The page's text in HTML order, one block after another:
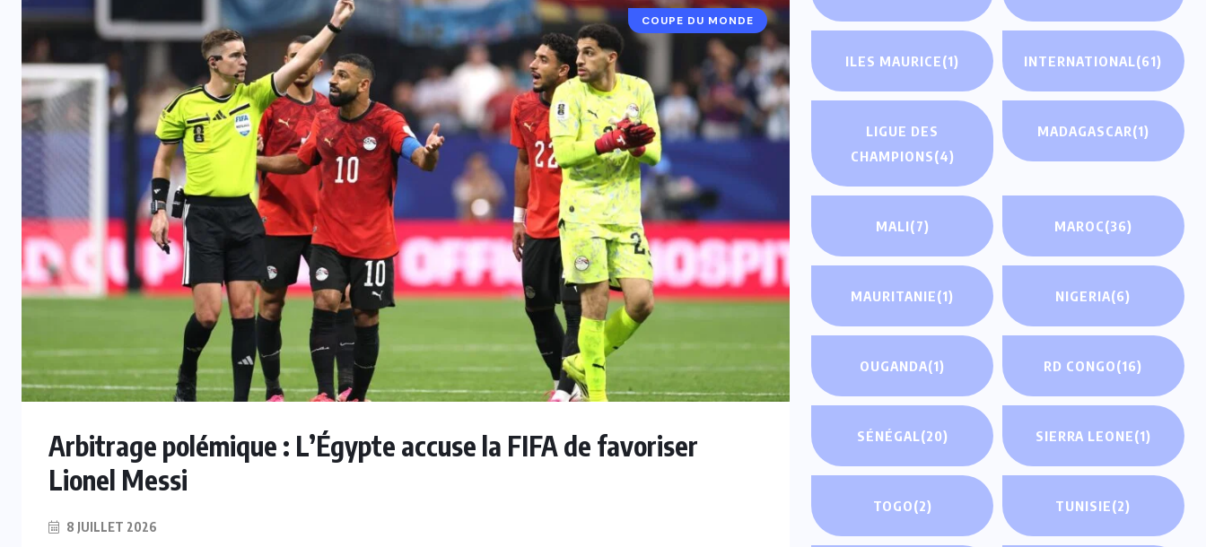
COUPE DU MONDE
Arbitrage polémique : L’Égypte accuse la FIFA de favoriser
Lionel Messi
8 JUILLET 2026
ILES MAURICE(1) INTERNATIONAL(61)
LIGUE DES
CHAMPIONS(4)
MADAGASCAR(1)
MALI(7) MAROC(36)
MAURITANIE(1) NIGERIA(6)
OUGANDA(1) RD CONGO(16)
SÉNÉGAL(20) SIERRA LEONE(1)
TOGO(2) TUNISIE(2)